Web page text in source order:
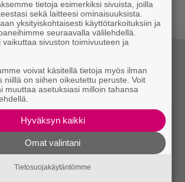
tietoja esimerkiksi sivuista, joilla
sekä laitteesi ominaisuuksista.
yksityiskohtaisesti käyttötarkoituksiin ja
seuraavalla välilehdellä.
vaikuttaa sivuston toimivuuteen ja
voivat käsitellä tietoja myös ilman
niillä on siihen oikeutettu peruste. Voit
muuttaa asetuksiasi milloin tahansa
Hyväksyn kaikki
Omat valintani
Tietosuojakäytäntömme